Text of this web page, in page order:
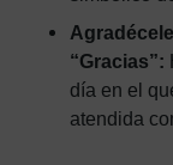
“Gracias”:
día en el
atendida